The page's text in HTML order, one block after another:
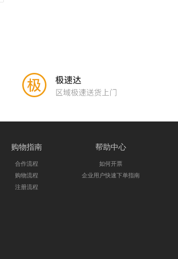
购物指南
合作流程
购物流程
注册流程
帮助中心
如何开票
企业用户快速下单指南